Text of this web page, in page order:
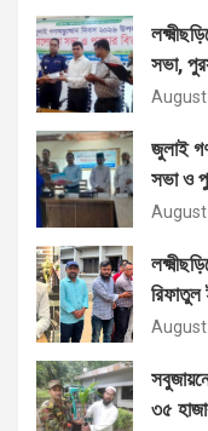
সভা,
August
জুলাই
সভা ও
August
August
৩৫